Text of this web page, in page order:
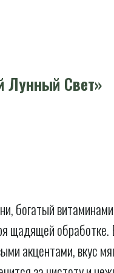
Лунный Свет»
богатый
щадящей обработке.
акцентами, вкус